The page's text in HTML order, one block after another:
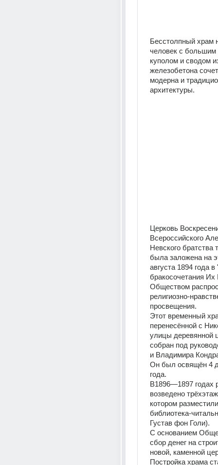
Бесстолпный храм
человек с
куполом и сводом
железобетона
модерна и
архитектуры.
Церковь
Всероссийского
Невского братства
была заложена на
августа 1894 года
бракосочетания Их
Обществом
религиозно-
просвещения.
Этот временный
перенесённой с
улицы деревянной
собран под
и Владимира
Он был освящён 4
года.
В1896—1897 годах
возведено
котором
библиотека-
Густав фон Голи).
С основанием
сбор денег на
новой, каменной
Постройка храма